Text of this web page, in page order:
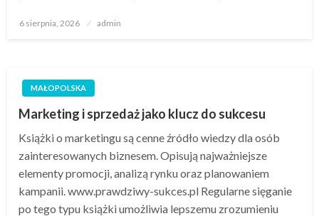
Opublikowane
6 sierpnia, 2026 admin
MAŁOPOLSKA
Marketing i sprzedaż jako klucz do sukcesu
Książki o marketingu są cenne źródło wiedzy dla osób
zainteresowanych biznesem. Opisują najważniejsze
elementy promocji, analizą rynku oraz planowaniem
kampanii. www.prawdziwy-sukces.pl Regularne sięganie
po tego typu książki umożliwia lepszemu zrozumieniu